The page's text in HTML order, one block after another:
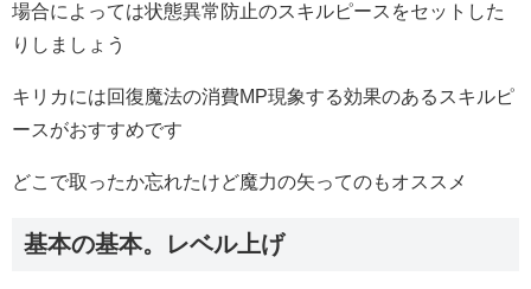
場合によっては状態異常防止のスキルピースをセットした
りしましょう
キリカには回復魔法の消費MP現象する効果のあるスキルピ
ースがおすすめです
どこで取ったか忘れたけど魔力の矢ってのもオススメ
基本の基本。レベル上げ